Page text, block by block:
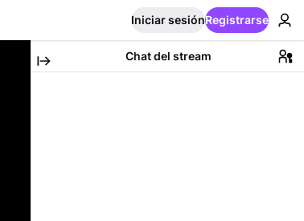
Iniciar sesiónRegistrarse
Chat del stream